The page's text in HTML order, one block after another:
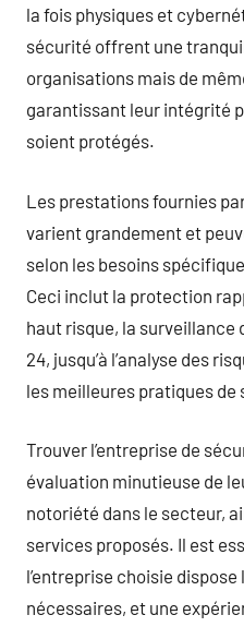
la fois physiques et
sécurité offrent une
organisations mais de
garantissant leur intégrité
soient protégés.
Les prestations fournies
varient grandement et
selon les besoins
Ceci inclut la protection
haut risque, la surveillance
24, jusqu’à l’analyse des
les meilleures pratiques de
Trouver l’entreprise de
évaluation minutieuse de
notoriété dans le secteur,
services proposés. Il est
l’entreprise choisie
nécessaires, et une